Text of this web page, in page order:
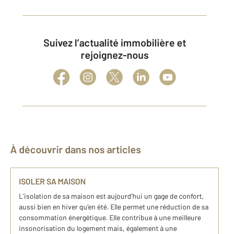
Suivez l’actualité immobilière et
rejoignez-nous
À découvrir dans nos articles
ISOLER SA MAISON
L’isolation de sa maison est aujourd’hui un gage de confort,
aussi bien en hiver qu’en été. Elle permet une réduction de sa
consommation énergétique. Elle contribue à une meilleure
insonorisation du logement mais, également à une